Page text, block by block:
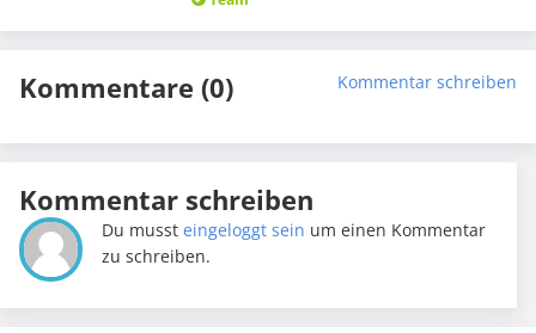
Kommentare (0) Kommentar schreiben
Kommentar schreiben
Du mussteingeloggt sein um einen Kommentar
zu schreiben.